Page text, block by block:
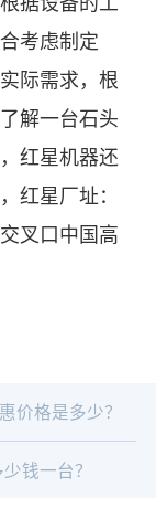
考虑制定
际需求，根
解一台石头
红星机器还
红星厂址：
叉口中国高
价格是多少？
钱一台？